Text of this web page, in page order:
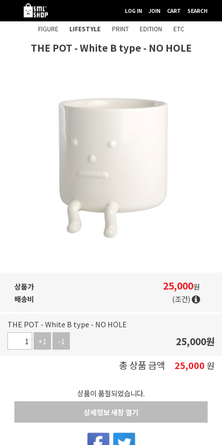
LOG IN JOIN CART SEARCH
FIGURE LIFESTYLE PRINT EDITION ETC
THE POT - White B type - NO HOLE
상품가 25,000원
배송비
(조건)
THE POT - White B type - NO HOLE
+1
-1 25,000원
총 상품 금액
25,000 원
상품이 품절되었습니다.
상세정보 새창 열기